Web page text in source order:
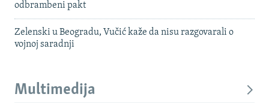
odbrambeni pakt
Zelenski u Beogradu, Vučić kaže da nisu razgovarali o
vojnoj saradnji
Multimedija